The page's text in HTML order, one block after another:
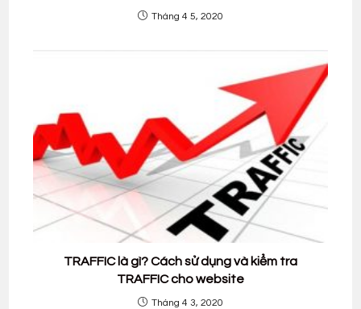
Tháng 4 5, 2020
TRAFFIC là gì? Cách sử dụng và kiểm tra
TRAFFIC cho website
Tháng 4 3, 2020